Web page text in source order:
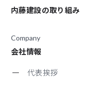
内藤建設の取り組み
Company
会社情報
代表挨拶